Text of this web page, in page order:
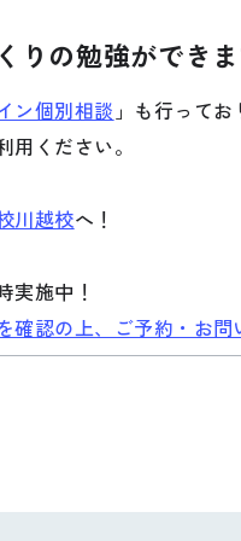
りの勉強ができま
ン個別相談 」 も行って
ください。
川越校へ！
実施中！
認の上、ご予約・お問